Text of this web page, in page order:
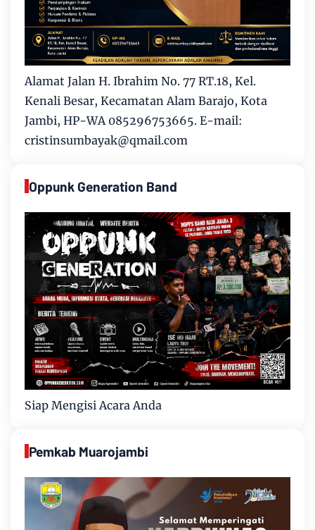
Alamat Jalan H. Ibrahim No. 77 RT.18, Kel.
Kenali Besar, Kecamatan Alam Barajo, Kota
Jambi, HP-WA 085296753665. E-mail:
cristinsumbayak@qmail.com
Oppunk Generation Band
Siap Mengisi Acara Anda
Pemkab Muarojambi